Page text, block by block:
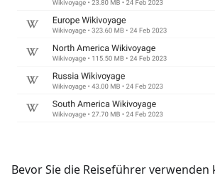
Bevor Sie die Reiseführer verwenden